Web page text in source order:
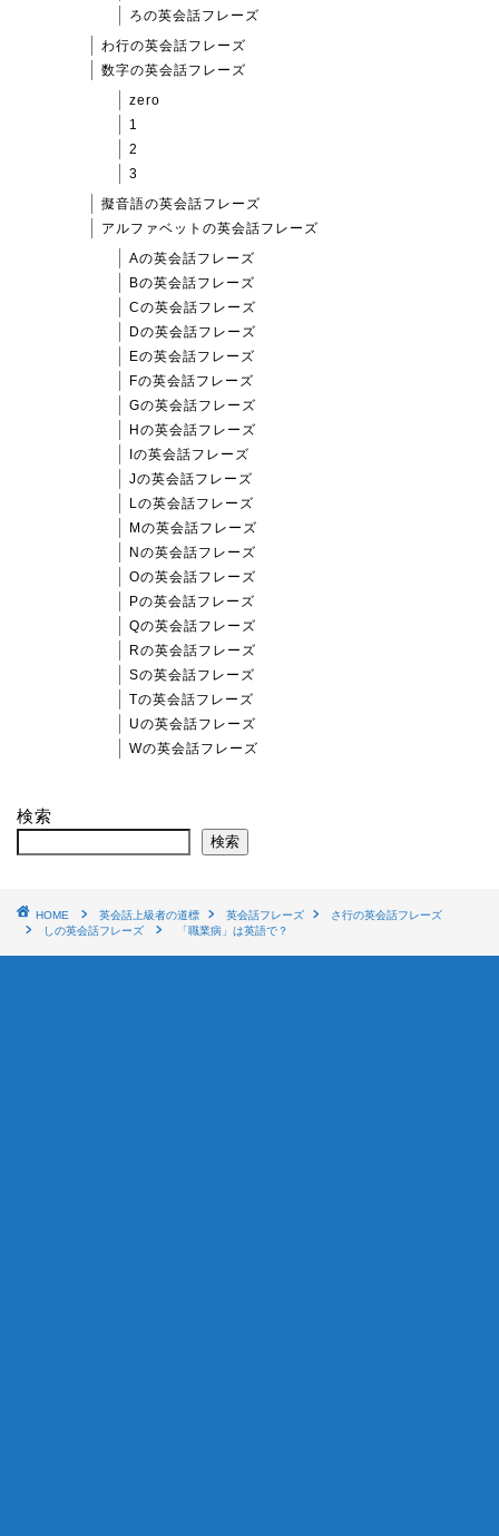
ろの英会話フレーズ
わ行の英会話フレーズ
数字の英会話フレーズ
zero
1
2
3
擬音語の英会話フレーズ
アルファベットの英会話フレーズ
Aの英会話フレーズ
Bの英会話フレーズ
Cの英会話フレーズ
Dの英会話フレーズ
Eの英会話フレーズ
Fの英会話フレーズ
Gの英会話フレーズ
Hの英会話フレーズ
Iの英会話フレーズ
Jの英会話フレーズ
Lの英会話フレーズ
Mの英会話フレーズ
Nの英会話フレーズ
Oの英会話フレーズ
Pの英会話フレーズ
Qの英会話フレーズ
Rの英会話フレーズ
Sの英会話フレーズ
Tの英会話フレーズ
Uの英会話フレーズ
Wの英会話フレーズ
検索
検索
HOME 英会話上級者の道標 英会話フレーズ
さ行の英会話フレーズ
しの英会話フレーズ
「職業病」は英語で？